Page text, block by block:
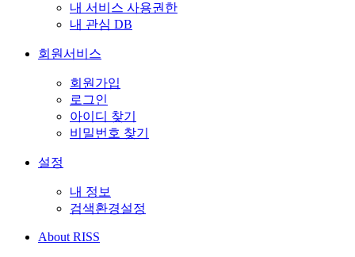
내 서비스 사용권한
내 관심 DB
회원서비스
회원가입
로그인
아이디 찾기
비밀번호 찾기
설정
내 정보
검색환경설정
About RISS